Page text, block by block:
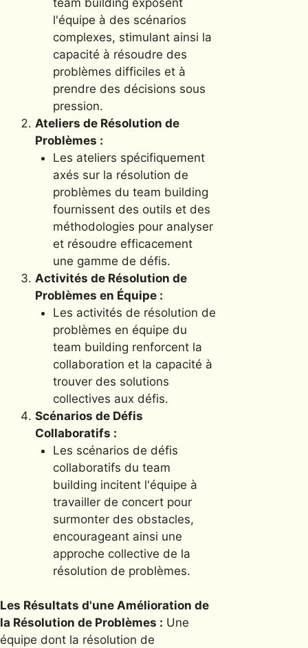
l'équipe à des scénarios
complexes, stimulant ainsi la
capacité à résoudre des
problèmes difficiles et à
prendre des décisions sous
pression.
Ateliers de Résolution de
Problèmes :
Les ateliers spécifiquement
axés sur la résolution de
problèmes du team building
fournissent des outils et des
méthodologies pour analyser
et résoudre efficacement
une gamme de défis.
Activités de Résolution de
Problèmes en Équipe :
Les activités de résolution de
problèmes en équipe du
team building renforcent la
collaboration et la capacité à
trouver des solutions
collectives aux défis.
Scénarios de Défis
Collaboratifs :
Les scénarios de défis
collaboratifs du team
building incitent l'équipe à
travailler de concert pour
surmonter des obstacles,
encourageant ainsi une
approche collective de la
résolution de problèmes.
Les Résultats d'une Amélioration de
la Résolution de Problèmes : Une
équipe dont la résolution de